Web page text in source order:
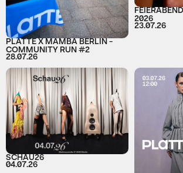
PLATTE X MAMBA BERLIN -
COMMUNITY RUN #2
28.07.26
2026
23.07.26
SCHAU26
04.07.26